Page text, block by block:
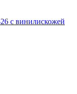
с винилискожей